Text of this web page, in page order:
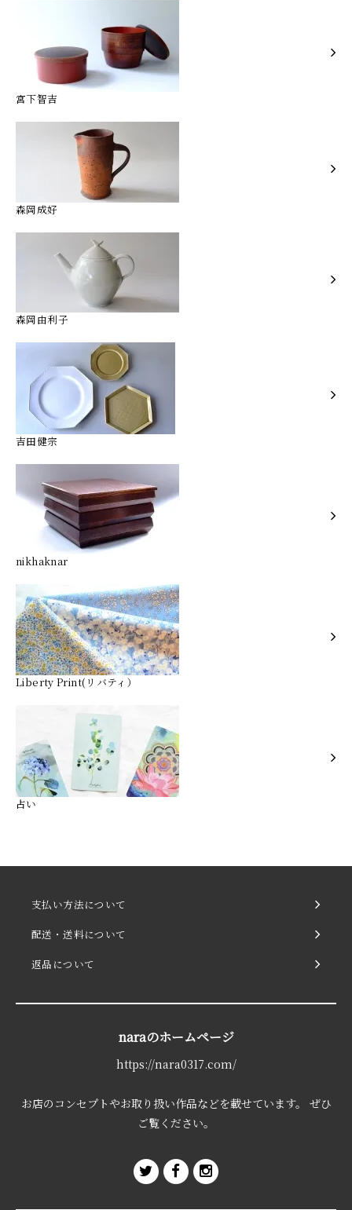
宮下智吉
森岡成好
森岡由利子
吉田健宗
nikhaknar
Liberty Print(リバティ）
占い
支払い方法について
配送・送料について
返品について
naraのホームページ
https://nara0317.com/
お店のコンセプトやお取り扱い作品などを載せています。 ぜひ
ご覧ください。